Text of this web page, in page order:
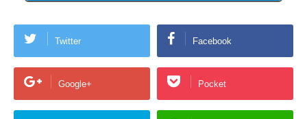
Twitter Facebook
Google+ Pocket